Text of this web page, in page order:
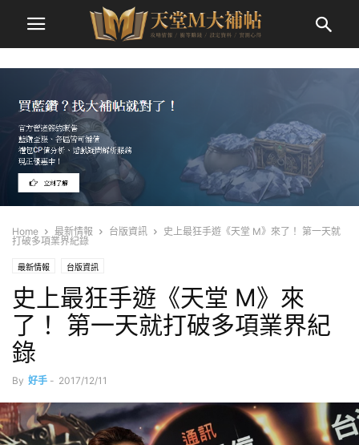
Home 最新情報 台版資訊
史上最狂手遊《天堂 M》來了！ 第一天就
打破多項業界紀錄
最新情報 台版資訊
史上最狂手遊《天堂 M》來
了！ 第一天就打破多項業界紀
錄
By 好手 - 2017/12/11